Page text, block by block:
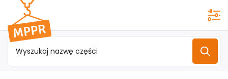
Przejdź do
menu
głównego